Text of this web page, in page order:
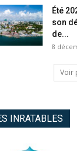
Été
son
de...
8
Voir
INRATABLES